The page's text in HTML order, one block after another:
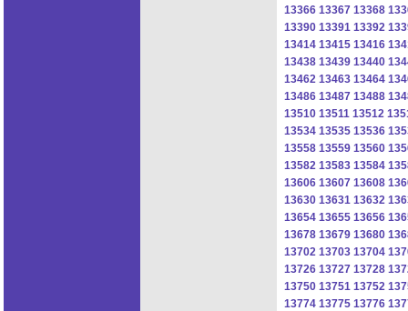
13366 13367 13368
13390 13391 13392
13414 13415 13416
13438 13439 13440
13462 13463 13464
13486 13487 13488
13510 13511 13512
13534 13535 13536
13558 13559 13560
13582 13583 13584
13606 13607 13608
13630 13631 13632
13654 13655 13656
13678 13679 13680
13702 13703 13704
13726 13727 13728
13750 13751 13752
13774 13775 13776